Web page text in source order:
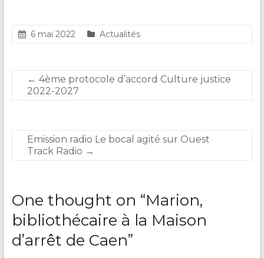
6 mai 2022 Actualités
← 4ème protocole d’accord Culture justice
2022-2027
Emission radio Le bocal agité sur Ouest
Track Radio →
One thought on “Marion,
bibliothécaire à la Maison
d’arrêt de Caen”